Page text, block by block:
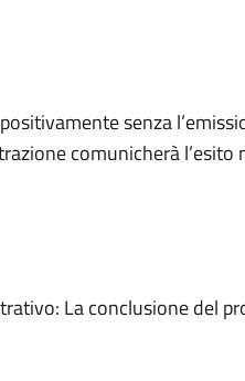
senza
comunicherà l’esito
La conclusione del